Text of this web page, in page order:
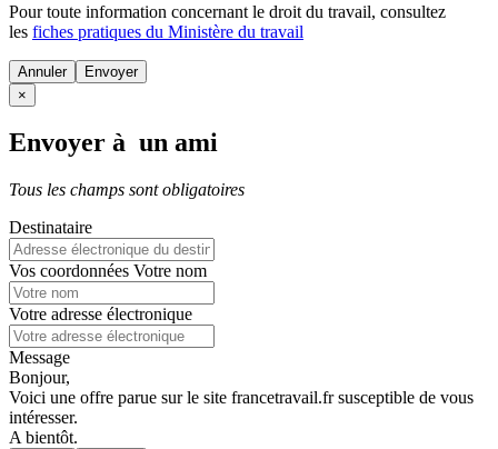
Pour toute information concernant le droit du travail, consultez
les fiches pratiques du Ministère du travail
Annuler
×
Envoyer à un ami
Tous les champs sont obligatoires
Destinataire
Vos coordonnées Votre nom
Votre adresse électronique
Message
Bonjour,
Voici une offre parue sur le site francetravail.fr susceptible de vous
intéresser.
A bientôt.